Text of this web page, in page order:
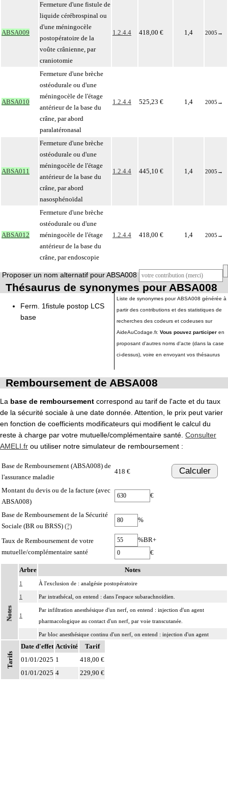
ABSA009
Fermeture d'une fistule de
liquide cérébrospinal ou
d'une méningocèle
postopératoire de la
voûte crânienne, par
craniotomie
1.2.4.4 418,00 € 1,4 2005 →
ABSA010
Fermeture d'une brèche
ostéodurale ou d'une
méningocèle de l'étage
antérieur de la base du
crâne, par abord
paralatéronasal
1.2.4.4 525,23 € 1,4 2005 →
ABSA011
Fermeture d'une brèche
ostéodurale ou d'une
méningocèle de l'étage
antérieur de la base du
crâne, par abord
nasosphénoïdal
1.2.4.4 445,10 € 1,4 2005 →
ABSA012
Fermeture d'une brèche
ostéodurale ou d'une
méningocèle de l'étage
antérieur de la base du
crâne, par endoscopie
1.2.4.4 418,00 € 1,4 2005 →
Proposer un nom alternatif pour ABSA008
Thésaurus de synonymes pour ABSA008
Ferm. 1fistule postop LCS
base
Liste de synonymes pour ABSA008 générée à
partir des contributions et des statistiques de
recherches des codeurs et codeuses sur
AideAuCodage.fr. Vous pouvez participer en
proposant d'autres noms d'acte (dans la case
ci-dessus), voire en envoyant vos thésaurus
Remboursement de ABSA008
La base de remboursement correspond au tarif de l'acte et du taux
de la sécurité sociale à une date donnée. Attention, le prix peut varier
en fonction de coefficients modificateurs qui modifient le calcul du
reste à charge par votre mutuelle/complémentaire santé. Consulter
AMELI.fr ou utiliser notre simulateur de remboursement :
Base de Remboursement (ABSA008) de
l'assurance maladie
418 € Calculer
Montant du devis ou de la facture (avec
ABSA008)
€
Base de Remboursement de la Sécurité
Sociale (BR ou BRSS) (?)
%
Taux de Remboursement de votre
mutuelle/complémentaire santé
%BR+
€
Notes
Arbre Notes
1 À l'exclusion de : analgésie postopératoire
1 Par intrathécal, on entend : dans l'espace subarachnoïdien.
1
Par infiltration anesthésique d'un nerf, on entend : injection d'un agent
pharmacologique au contact d'un nerf, par voie transcutanée.
1
Par bloc anesthésique continu d'un nerf, on entend : injection d'un agent
pharmacologique au contact d'un nerf avec pose d'un cathéter, par voie
transcutanée.
Tarifs
Date d'effet Activité
Tarif
01/01/2025 1
418,00 €
01/01/2025 4 229,90 €